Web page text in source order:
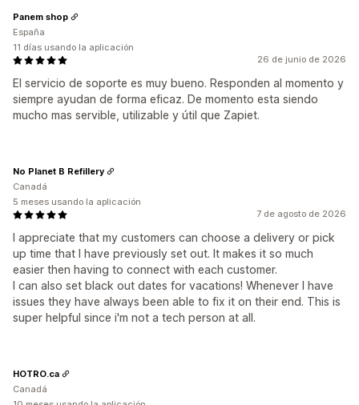
26 de junio de 2026
El servicio de soporte es muy bueno. Responden al momento y
siempre ayudan de forma eficaz. De momento esta siendo
mucho mas servible, utilizable y útil que Zapiet.
Panem shop
España
11 días usando la aplicación
7 de agosto de 2026
I appreciate that my customers can choose a delivery or pick
up time that I have previously set out. It makes it so much
easier then having to connect with each customer.
I can also set black out dates for vacations! Whenever I have
issues they have always been able to fix it on their end. This is
super helpful since i'm not a tech person at all.
No Planet B Refillery
Canadá
5 meses usando la aplicación
HOTRO.ca
Canadá